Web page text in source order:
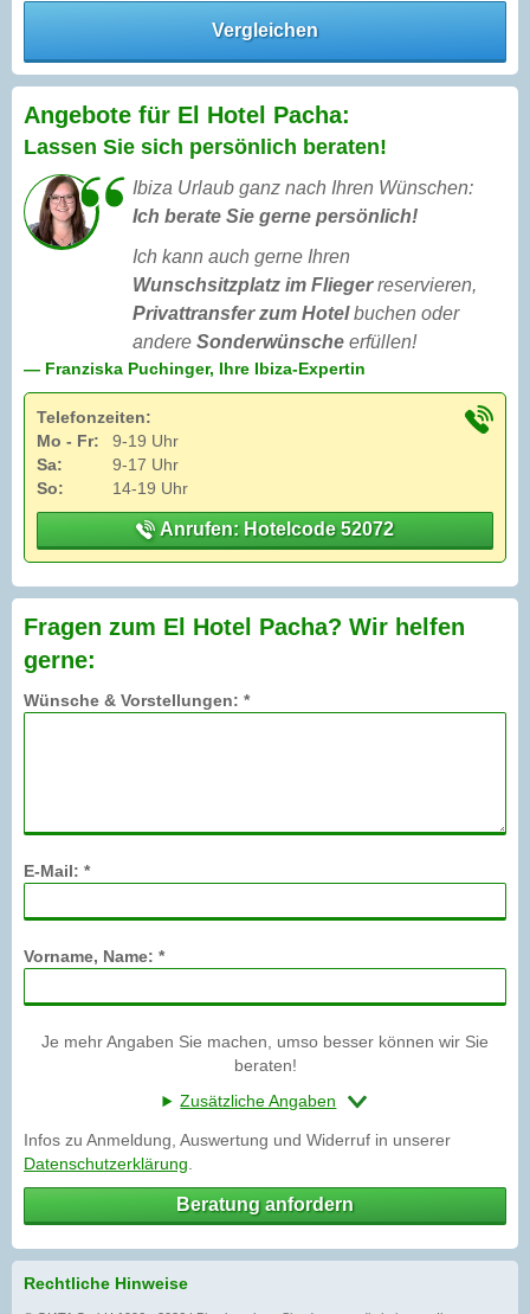
Vergleichen
Angebote für El Hotel Pacha:
Lassen Sie sich persönlich beraten!
Ibiza Urlaub ganz nach Ihren Wünschen:
Ich berate Sie gerne persönlich!
Ich kann auch gerne Ihren
Wunschsitzplatz im Fliegerreservieren,
Privattransfer zum Hotelbuchen oder
andere Sonderwünsche erfüllen!
— Franziska Puchinger, Ihre Ibiza-Expertin
Telefonzeiten:
Mo - Fr:
9-19 Uhr
Sa:
9-17 Uhr
So:
14-19 Uhr
Anrufen: Hotelcode 52072
Fragen zum El Hotel Pacha? Wir helfen
gerne:
Wünsche & Vorstellungen: *
E-Mail: *
Vorname, Name: *
Je mehr Angaben Sie machen, umso besser können wir Sie
beraten!
Zusätzliche Angaben
Infos zu Anmeldung, Auswertung und Widerruf in unserer
Datenschutzerklärung
Beratung anfordern
Rechtliche Hinweise